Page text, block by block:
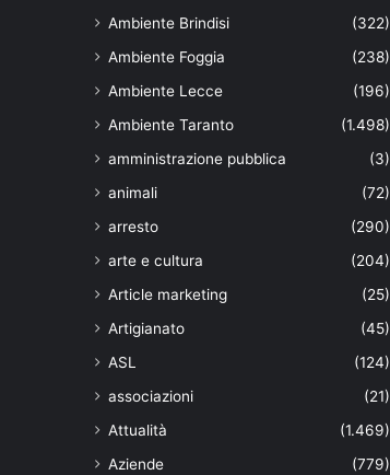
Ambiente Brindisi
(322)
Ambiente Foggia
(238)
Ambiente Lecce
(196)
Ambiente Taranto
(1.498)
amministrazione pubblica
(3)
animali
(72)
arresto
(290)
arte e cultura
(204)
Article marketing
(25)
Artigianato
(45)
ASL
(124)
associazioni
(21)
Attualità
(1.469)
Aziende
(779)